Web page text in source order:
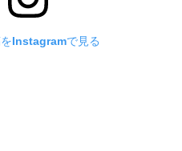
Instagramで見る